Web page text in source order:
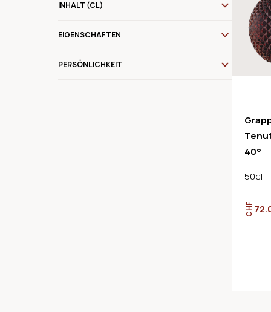
INHALT (CL)
EIGENSCHAFTEN
PERSÖNLICHKEIT
40°
50cl
CHF